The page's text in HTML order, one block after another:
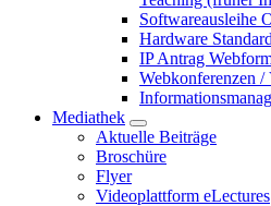
Softwareausleihe
Hardware Standard
IP Antrag
Webkonferenzen /
Mediathek
Aktuelle Beiträge
Broschüre
Flyer
Videoplattform eLectures